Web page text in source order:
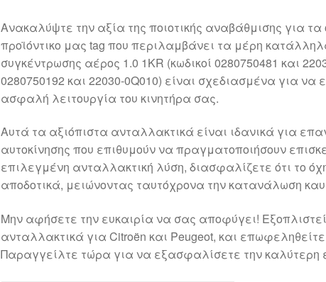
Ανακαλύψτε την αξία της ποιοτικής αναβάθμισης για
προϊόντικο μας tag που περιλαμβάνει τα μέρη
συγκέντρωσης αέρος 1.0 1KR (κωδικοί 0280750481 και
0280750192 και 22030-0Q010) είναι σχεδιασμένα για να
ασφαλή λειτουργία του κινητήρα σας.
Αυτά τα αξιόπιστα ανταλλακτικά είναι ιδανικά για
αυτοκίνησης που επιθυμούν να πραγματοποιήσουν
επιλεγμένη ανταλλακτική λύση, διασφαλίζετε ότι το
αποδοτικά, μειώνοντας ταυτόχρονα την κατανάλωση
Μην αφήσετε την ευκαιρία να σας αποφύγει!
ανταλλακτικά για Citroën και Peugeot, και
Παραγγείλτε τώρα για να εξασφαλίσετε την καλύτερη